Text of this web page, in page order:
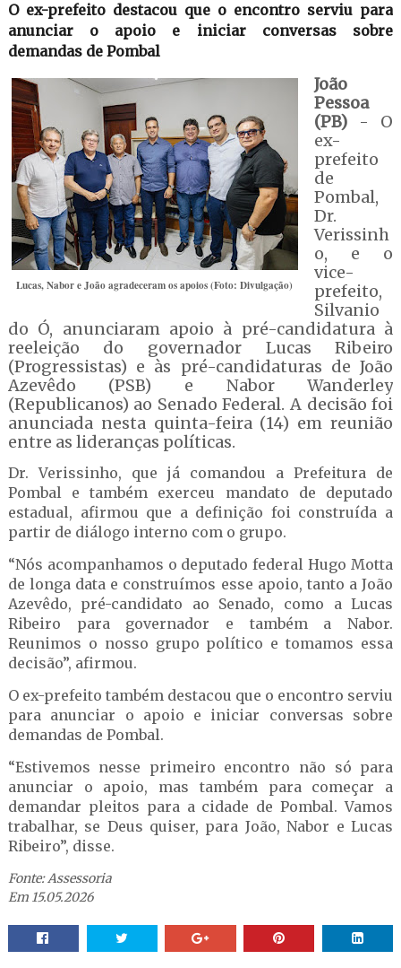
O ex-prefeito destacou que o encontro serviu para
anunciar o apoio e iniciar conversas sobre
demandas de Pombal
Lucas, Nabor e João agradeceram os apoios (Foto: Divulgação)
João
Pessoa
(PB)- O
ex-
prefeito
de
Pombal,
Dr.
Verissinh
o, e o
vice-
prefeito,
Silvanio
do Ó, anunciaram apoio à pré-candidatura à
reeleição do governador Lucas Ribeiro
(Progressistas) e às pré-candidaturas de João
Azevêdo (PSB) e Nabor Wanderley
(Republicanos) ao Senado Federal. A decisão foi
anunciada nesta quinta-feira (14) em reunião
entre as lideranças políticas.
Dr. Verissinho, que já comandou a Prefeitura de
Pombal e também exerceu mandato de deputado
estadual, afirmou que a definição foi construída a
partir de diálogo interno com o grupo.
“Nós acompanhamos o deputado federal Hugo Motta
de longa data e construímos esse apoio, tanto a João
Azevêdo, pré-candidato ao Senado, como a Lucas
Ribeiro para governador e também a Nabor.
Reunimos o nosso grupo político e tomamos essa
decisão”, afirmou.
O ex-prefeito também destacou que o encontro serviu
para anunciar o apoio e iniciar conversas sobre
demandas de Pombal.
“Estivemos nesse primeiro encontro não só para
anunciar o apoio, mas também para começar a
demandar pleitos para a cidade de Pombal. Vamos
trabalhar, se Deus quiser, para João, Nabor e Lucas
Ribeiro”, disse.
Fonte: Assessoria
Em 15.05.2026